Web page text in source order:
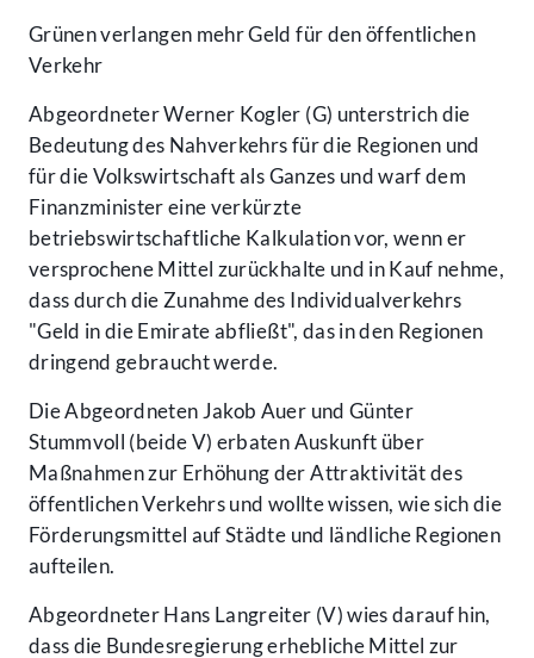
Grünen verlangen mehr Geld für den öffentlichen
Verkehr
Abgeordneter Werner Kogler (G) unterstrich die
Bedeutung des Nahverkehrs für die Regionen und
für die Volkswirtschaft als Ganzes und warf dem
Finanzminister eine verkürzte
betriebswirtschaftliche Kalkulation vor, wenn er
versprochene Mittel zurückhalte und in Kauf nehme,
dass durch die Zunahme des Individualverkehrs
"Geld in die Emirate abfließt", das in den Regionen
dringend gebraucht werde.
Die Abgeordneten Jakob Auer und Günter
Stummvoll (beide V) erbaten Auskunft über
Maßnahmen zur Erhöhung der Attraktivität des
öffentlichen Verkehrs und wollte wissen, wie sich die
Förderungsmittel auf Städte und ländliche Regionen
aufteilen.
Abgeordneter Hans Langreiter (V) wies darauf hin,
dass die Bundesregierung erhebliche Mittel zur